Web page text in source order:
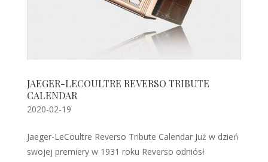
JAEGER-LECOULTRE REVERSO TRIBUTE
CALENDAR
2020-02-19
Jaeger-LeCoultre Reverso Tribute Calendar Już w dzień
swojej premiery w 1931 roku Reverso odniósł